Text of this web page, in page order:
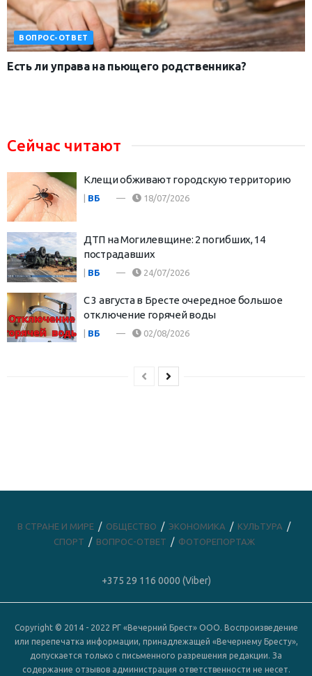
ВОПРОС-ОТВЕТ
Есть ли управа на пьющего родственника?
Сейчас читают
Клещи обживают городскую территорию
| ВБ 18/07/2026
ДТП на Могилевщине: 2 погибших, 14
пострадавших
ВБ 24/07/2026
С 3 августа в Бресте очередное большое
отключение горячей воды
| ВБ 02/08/2026
В СТРАНЕ И МИРЕ ОБЩЕСТВО ЭКОНОМИКА
КУЛЬТУРА
СПОРТ
ВОПРОС-ОТВЕТ ФОТОРЕПОРТАЖ
+375 29 116 0000 (Viber)
Copyright © 2014 - 2022 РГ «Вечерний Брест» ООО. Воспроизведение
или перепечатка информации, принадлежащей «Вечернему Бресту»,
допускается только с письменного разрешения редакции. За
содержание отзывов администрация ответственности не несет.